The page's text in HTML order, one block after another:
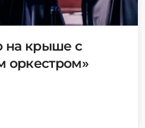
на крыше с
оркестром»